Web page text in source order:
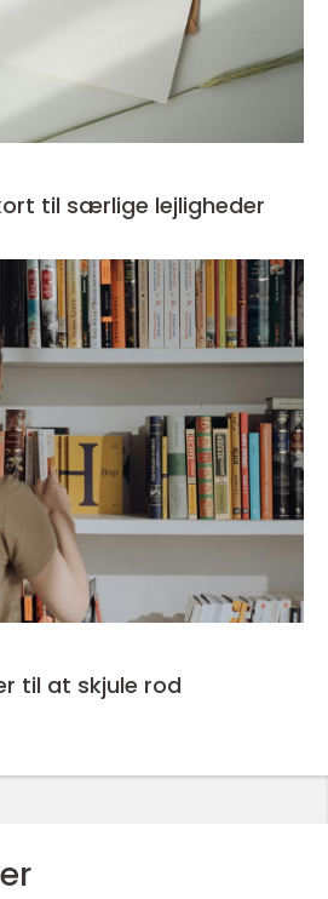
til særlige lejligheder
til at skjule rod